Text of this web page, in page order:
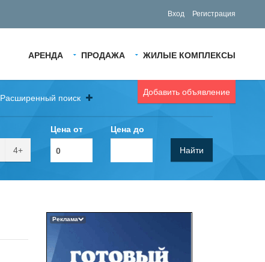
Вход Регистрация
АРЕНДА ПРОДАЖА ЖИЛЫЕ КОМПЛЕКСЫ
Добавить объявление
Расширенный поиск
4+
Цена от Цена до
Найти
Реклама